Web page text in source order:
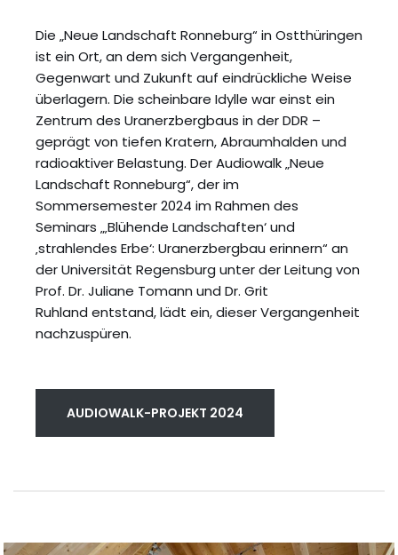
Die „Neue Landschaft Ronneburg“ in Ostthüringen
ist ein Ort, an dem sich Vergangenheit,
Gegenwart und Zukunft auf eindrückliche Weise
überlagern. Die scheinbare Idylle war einst ein
Zentrum des Uranerzbergbaus in der DDR –
geprägt von tiefen Kratern, Abraumhalden und
radioaktiver Belastung. Der Audiowalk „Neue
Landschaft Ronneburg“, der im
Sommersemester 2024 im Rahmen des
Seminars „‚Blühende Landschaften‘ und
‚strahlendes Erbe‘: Uranerzbergbau erinnern“ an
der Universität Regensburg unter der Leitung von
Prof. Dr. Juliane Tomann und Dr. Grit
Ruhland entstand, lädt ein, dieser Vergangenheit
nachzuspüren.
AUDIOWALK-PROJEKT 2024